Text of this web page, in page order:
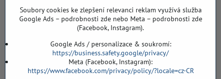
podlahyALFA​@seznam​.cz
Soubory cookies ke zlepšení relevanci reklam využívá služba
Google Ads – podrobnosti zde nebo Meta – podrobnosti zde
(Facebook, Instagram).
Google Ads / personalizace & soukromí:
https://business.safety.google/privacy/
Meta (Facebook, Instagram):
https://www.facebook.com/privacy/policy/?locale=cz-CR